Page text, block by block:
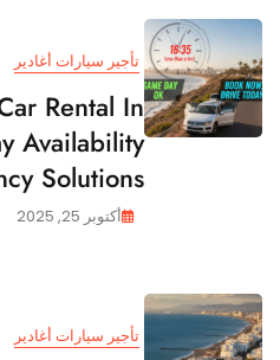
تأجير سيارات أغادير
Rental In
Availability
Solutions
أكتوبر 25, 2025
تأجير سيارات أغادير